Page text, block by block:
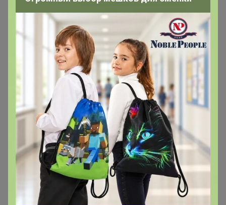
- Хорошие, прочные бахилы. Рекомендую
- Очень прочные бахилы, рекомендую
- Хорошие плотные , дорогие
- Плотные бахилы, но не на большой размер.
- Отличные бахилы
- Прочные,качественная резинка, не рвутся даже от
грубой подошвы. Для зимы вообще отличный вариант
- Отличный зимний вариант! Не протекают, не рвутся!
Заказываю в третий раз и буду заказывать еще!